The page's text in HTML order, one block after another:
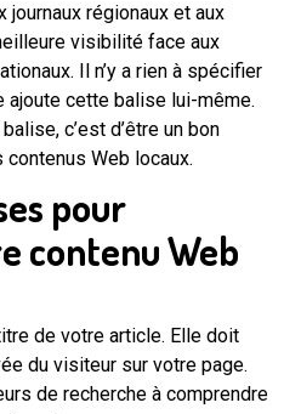
régionaux et aux
visibilité face aux
Il n’y a rien à spécifier
ajoute cette balise lui-même.
c’est d’être un bon
Web locaux.
pour
contenu Web
de votre article. Elle doit
du visiteur sur votre page.
de recherche à comprendre